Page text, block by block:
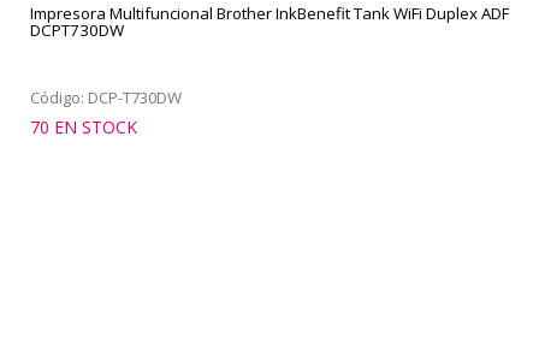
Impresora Multifuncional Brother InkBenefit Tank WiFi Duplex ADF
DCPT730DW
Código: DCP-T730DW
70 EN STOCK